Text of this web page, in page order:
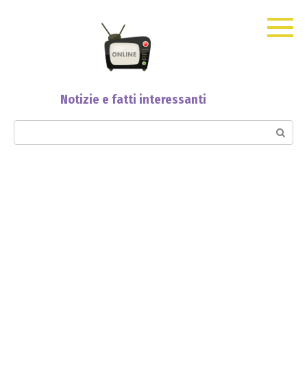
Notizie e fatti interessanti
Search: